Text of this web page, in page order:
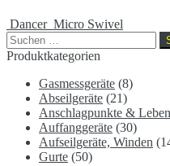
Dancer Micro Swivel
Suchen
nach:
Produktkategorien
Gasmessgeräte (8)
Abseilgeräte (21)
Anschlagpunkte &
Auffanggeräte (30)
Aufseilgeräte, Winden
Gurte (50)